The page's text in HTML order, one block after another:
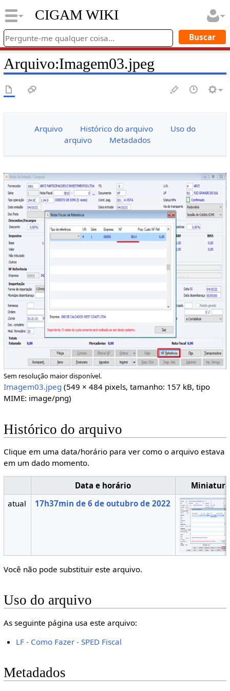
CIGAM WIKI
Arquivo:Imagem03.jpeg
Arquivo Histórico do arquivo
Uso do
arquivo
Metadados
Sem resolução maior disponível.
Imagem03.jpeg (549 × 484 pixels, tamanho: 157 kB, tipo
MIME: image/png)
Histórico do arquivo
Clique em uma data/horário para ver como o arquivo estava
em um dado momento.
Data e horário
Miniatura
atual
17h37min de 6 de outubro de 2022
Você não pode substituir este arquivo.
Uso do arquivo
As seguinte página usa este arquivo:
LF - Como Fazer - SPED Fiscal
Metadados